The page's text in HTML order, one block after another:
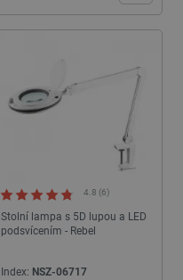
Stolní lampa s 5D lupou a LED
podsvícením - Rebel
4.8 (6)
Index: NSZ-06717